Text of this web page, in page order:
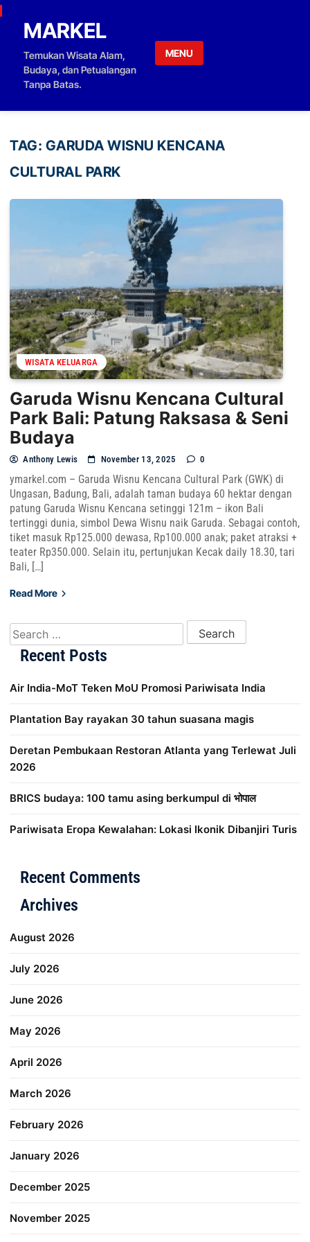
Skip to content
MARKEL
Temukan Wisata Alam,
Budaya, dan Petualangan
Tanpa Batas.
MENU
TAG: GARUDA WISNU KENCANA
CULTURAL PARK
WISATA KELUARGA
Garuda Wisnu Kencana Cultural
Park Bali: Patung Raksasa & Seni
Budaya
Anthony Lewis November 13, 2025 0
ymarkel.com – Garuda Wisnu Kencana Cultural Park (GWK) di
Ungasan, Badung, Bali, adalah taman budaya 60 hektar dengan
patung Garuda Wisnu Kencana setinggi 121m – ikon Bali
tertinggi dunia, simbol Dewa Wisnu naik Garuda. Sebagai contoh,
tiket masuk Rp125.000 dewasa, Rp100.000 anak; paket atraksi +
teater Rp350.000. Selain itu, pertunjukan Kecak daily 18.30, tari
Bali, […]
Read More
Search for:
Recent Posts
Air India-MoT Teken MoU Promosi Pariwisata India
Plantation Bay rayakan 30 tahun suasana magis
Deretan Pembukaan Restoran Atlanta yang Terlewat Juli
2026
BRICS budaya: 100 tamu asing berkumpul di भोपाल
Pariwisata Eropa Kewalahan: Lokasi Ikonik Dibanjiri Turis
Recent Comments
Archives
August 2026
July 2026
June 2026
May 2026
April 2026
March 2026
February 2026
January 2026
December 2025
November 2025